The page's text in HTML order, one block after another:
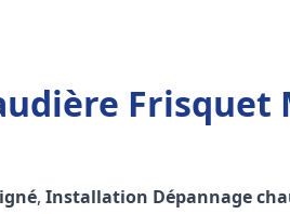
Frisquet
,Installation Dépannage